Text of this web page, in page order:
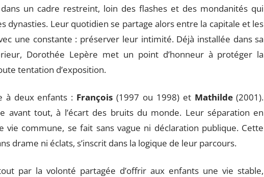
un cadre restreint, loin des flashes et des mondanités qui
dynasties. Leur quotidien se partage alors entre la capitale et les
une constante : préserver leur intimité. Déjà installée dans sa
Dorothée Lepère met un point d’honneur à protéger la
tentation d’exposition.
à deux enfants : François (1997 ou 1998) et Mathilde(2001).
avant tout, à l’écart des bruits du monde. Leur séparation en
vie commune, se fait sans vague ni déclaration publique. Cette
drame ni éclats, s’inscrit dans la logique de leur parcours.
par la volonté partagée d’offrir aux enfants une vie stable,